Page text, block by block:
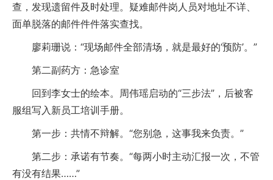
查，发现遗留件及时处理。疑难邮件岗人员对地址不详、
面单脱落的邮件件件落实查找。
廖莉珊说：“现场邮件全部清场，就是最好的‘预防’。”
第二副药方：急诊室
回到李女士的绘本。周伟瑶启动的“三步法”，后被客
服组写入新员工培训手册。
第一步：共情不辩解。“您别急，这事我来负责。”
第二步：承诺有节奏。“每两小时主动汇报一次，不管
有没有结果……”